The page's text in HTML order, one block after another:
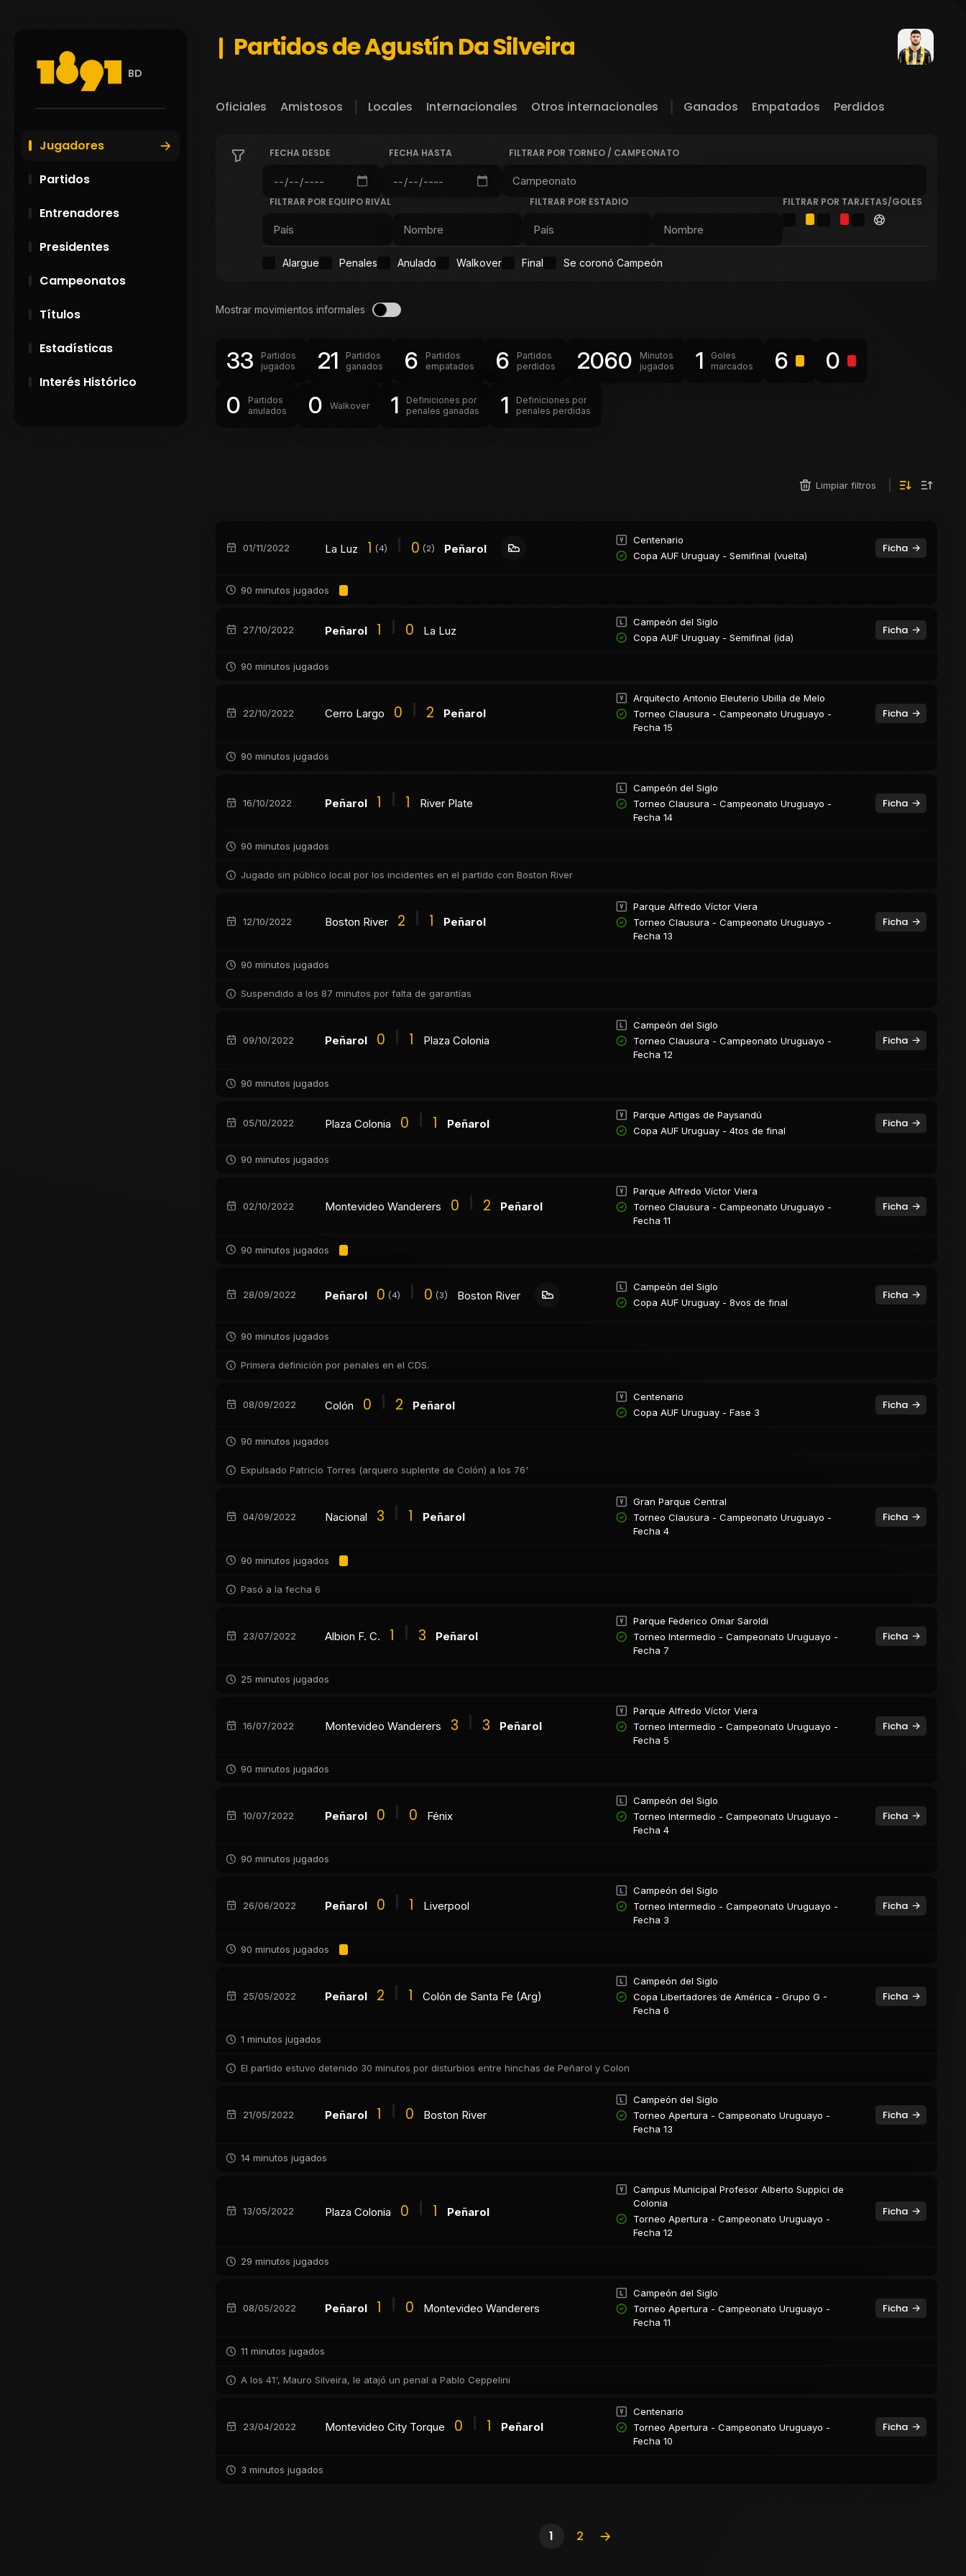
BD
Jugadores
Partidos
Entrenadores
Presidentes
Campeonatos
Títulos
Estadísticas
Interés Histórico
Partidos de Agustín Da Silveira
Oficiales Amistosos Locales Internacionales Otros internacionales Ganados Empatados Perdidos
FECHA DESDE FECHA HASTA FILTRAR POR TORNEO / CAMPEONATO
FILTRAR POR EQUIPO RIVAL FILTRAR POR ESTADIO FILTRAR POR TARJETAS/GOLES
Alargue Penales Anulado Walkover Final Se coronó Campeón
Mostrar movimientos informales
33
Partidos
jugados
21
Partidos
ganados
6
Partidos
empatados
6
Partidos
perdidos
2060
Minutos
jugados
1
Goles
marcados
6
0
0
Partidos
anulados
0 Walkover 1
Definiciones por
penales ganadas
1
Definiciones por
penales perdidas
Limpiar filtros
01/11/2022 La Luz 1 (4) 0 (2) Peñarol
Centenario
Copa AUF Uruguay - Semifinal (vuelta)
Ficha
90 minutos jugados
27/10/2022 Peñarol 1 0 La Luz
Campeón del Siglo
Copa AUF Uruguay - Semifinal (ida)
Ficha
90 minutos jugados
22/10/2022 Cerro Largo 0 2 Peñarol
Arquitecto Antonio Eleuterio Ubilla de Melo
Torneo Clausura - Campeonato Uruguayo -
Fecha 15
Ficha
90 minutos jugados
16/10/2022 Peñarol 1 1 River Plate
Campeón del Siglo
Torneo Clausura - Campeonato Uruguayo -
Fecha 14
Ficha
90 minutos jugados
Jugado sin público local por los incidentes en el partido con Boston River
12/10/2022 Boston River 2 1 Peñarol
Parque Alfredo Víctor Viera
Torneo Clausura - Campeonato Uruguayo -
Fecha 13
Ficha
90 minutos jugados
Suspendido a los 87 minutos por falta de garantías
09/10/2022 Peñarol 0 1 Plaza Colonia
Campeón del Siglo
Torneo Clausura - Campeonato Uruguayo -
Fecha 12
Ficha
90 minutos jugados
05/10/2022 Plaza Colonia 0 1 Peñarol
Parque Artigas de Paysandú
Copa AUF Uruguay - 4tos de final
Ficha
90 minutos jugados
02/10/2022 Montevideo Wanderers 0 2 Peñarol
Parque Alfredo Víctor Viera
Torneo Clausura - Campeonato Uruguayo -
Fecha 11
Ficha
90 minutos jugados
28/09/2022 Peñarol 0 (4) 0 (3) Boston River
Campeón del Siglo
Copa AUF Uruguay - 8vos de final
Ficha
90 minutos jugados
Primera definición por penales en el CDS.
08/09/2022 Colón 0 2 Peñarol
Centenario
Copa AUF Uruguay - Fase 3
Ficha
90 minutos jugados
Expulsado Patricio Torres (arquero suplente de Colón) a los 76'
04/09/2022 Nacional 3 1 Peñarol
Gran Parque Central
Torneo Clausura - Campeonato Uruguayo -
Fecha 4
Ficha
90 minutos jugados
Pasó a la fecha 6
23/07/2022 Albion F. C. 1 3 Peñarol
Parque Federico Omar Saroldi
Torneo Intermedio - Campeonato Uruguayo -
Fecha 7
Ficha
25 minutos jugados
16/07/2022 Montevideo Wanderers 3 3 Peñarol
Parque Alfredo Víctor Viera
Torneo Intermedio - Campeonato Uruguayo -
Fecha 5
Ficha
90 minutos jugados
10/07/2022 Peñarol 0 0 Fénix
Campeón del Siglo
Torneo Intermedio - Campeonato Uruguayo -
Fecha 4
Ficha
90 minutos jugados
26/06/2022 Peñarol 0 1 Liverpool
Campeón del Siglo
Torneo Intermedio - Campeonato Uruguayo -
Fecha 3
Ficha
90 minutos jugados
25/05/2022 Peñarol 2 1 Colón de Santa Fe (Arg)
Campeón del Siglo
Copa Libertadores de América - Grupo G -
Fecha 6
Ficha
1 minutos jugados
El partido estuvo detenido 30 minutos por disturbios entre hinchas de Peñarol y Colon
21/05/2022 Peñarol 1 0 Boston River
Campeón del Siglo
Torneo Apertura - Campeonato Uruguayo -
Fecha 13
Ficha
14 minutos jugados
13/05/2022 Plaza Colonia 0 1 Peñarol
Campus Municipal Profesor Alberto Suppici de
Colonia
Torneo Apertura - Campeonato Uruguayo -
Fecha 12
Ficha
29 minutos jugados
08/05/2022 Peñarol 1 0 Montevideo Wanderers
Campeón del Siglo
Torneo Apertura - Campeonato Uruguayo -
Fecha 11
Ficha
11 minutos jugados
A los 41', Mauro Silveira, le atajó un penal a Pablo Ceppelini
23/04/2022 Montevideo City Torque 0 1 Peñarol
Centenario
Torneo Apertura - Campeonato Uruguayo -
Fecha 10
Ficha
3 minutos jugados
1 2